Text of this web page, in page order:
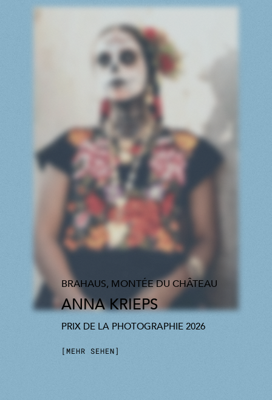
BRAHAUS, MONTÉE DU CHÂTEAU
ANNA KRIEPS
PRIX DE LA PHOTOGRAPHIE 2026
MEHR SEHEN